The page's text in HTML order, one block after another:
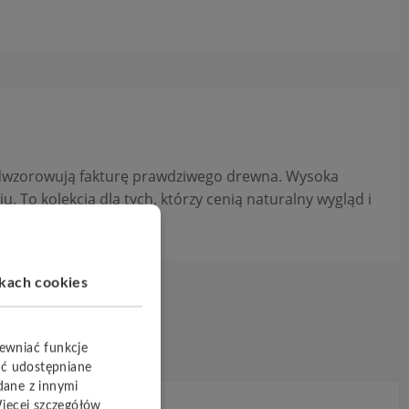
fakturę prawdziwego drewna. Wysoka
To kolekcja dla tych, którzy cenią naturalny wygląd i
cookies
funkcje
udostępniane
z innymi
szczegółów